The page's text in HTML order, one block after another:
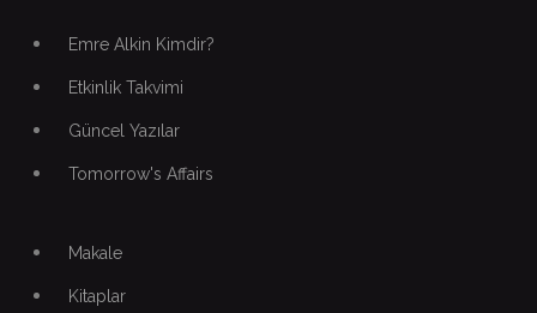
Emre Alkin Kimdir?
Etkinlik Takvimi
Güncel Yazılar
Tomorrow's Affairs
Makale
Kitaplar